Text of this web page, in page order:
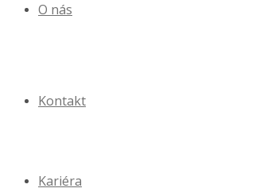
O nás
Kontakt
Kariéra